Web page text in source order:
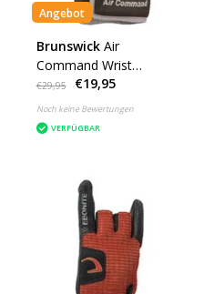
Angebot
Brunswick Air
Command Wrist
Positioner Grey
€29,95 €19,95
Noch keine Bewertungen
VERFÜGBAR